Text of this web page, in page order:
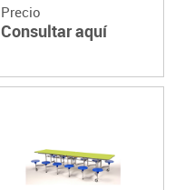
Precio
Consultar aquí